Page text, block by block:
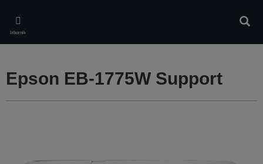
main
content
Izbornik
Epson EB-1775W Support